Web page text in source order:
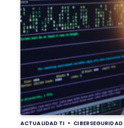
ACTUALIDAD TI CIBERSEGURIDAD